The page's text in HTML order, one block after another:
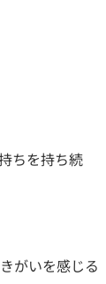
ちを持ち続
がいを感じる